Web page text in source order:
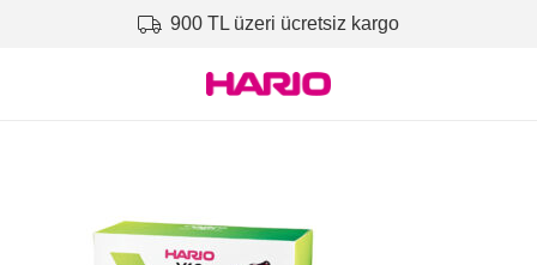
900 TL üzeri ücretsiz kargo